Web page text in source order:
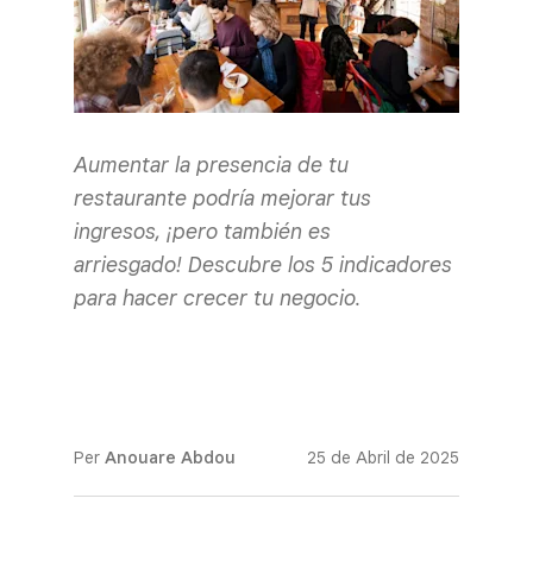
Aumentar la presencia de tu
restaurante podría mejorar tus
ingresos, ¡pero también es
arriesgado! Descubre los 5 indicadores
para hacer crecer tu negocio.
Per Anouare Abdou 25 de Abril de 2025